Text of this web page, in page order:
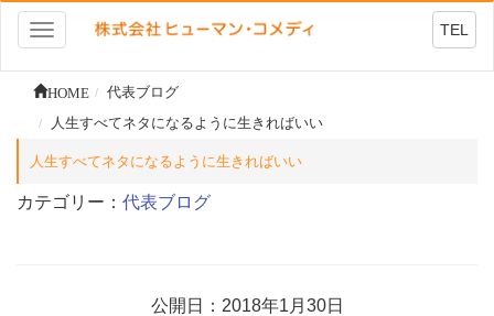
Toggle
navigation
TEL
HOME
代表ブログ
人生すべてネタになるように生きればいい
人生すべてネタになるように生きればいい
カテゴリー： 代表ブログ
公開日：2018年1月30日